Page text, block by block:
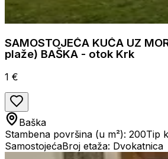
SAMOSTOJEĆA KUĆA UZ
plaže) BAŠKA - otok Krk
1 €
Baška
Stambena površina (u m²): 200Tip
SamostojećaBroj etaža: Dvokatnica